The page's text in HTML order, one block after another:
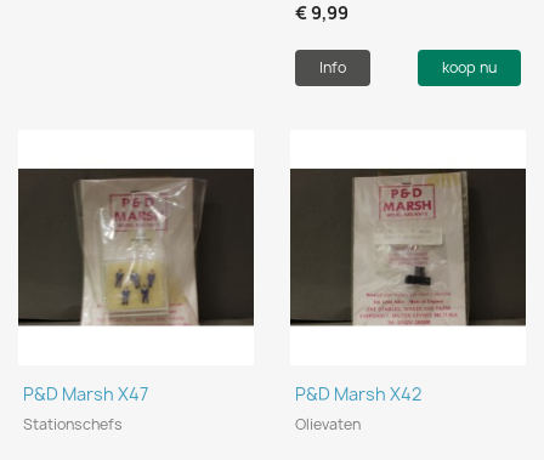
€ 9,99
Info koop nu
P&D Marsh X47
Stationschefs
P&D Marsh X42
Olievaten